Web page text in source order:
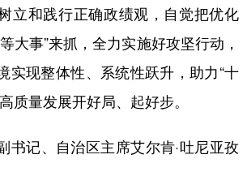
广西 海南 重庆
贵州 云南 西藏
甘肃 青海 宁夏
内蒙古 黑龙江
立和践行正确政绩观，自觉把优化
大事”来抓，全力实施好攻坚行动，
实现整体性、系统性跃升，助力“十
质量发展开好局、起好步。
记、自治区主席艾尔肯·吐尼亚孜